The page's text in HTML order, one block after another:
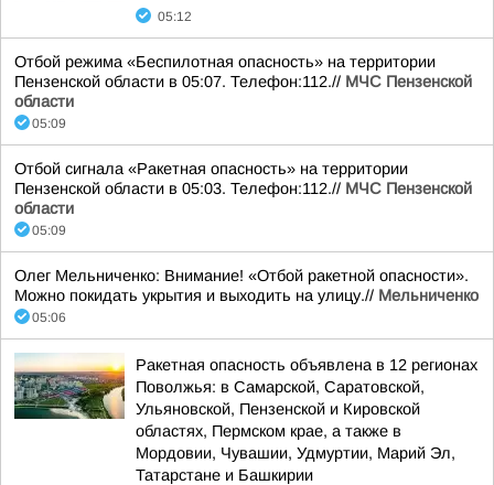
05:12
Отбой режима «Беспилотная опасность» на территории
Пензенской области в 05:07. Телефон:112.// МЧС Пензенской
области
05:09
Отбой сигнала «Ракетная опасность» на территории
Пензенской области в 05:03. Телефон:112.// МЧС Пензенской
области
05:09
Олег Мельниченко: Внимание! «Отбой ракетной опасности».
Можно покидать укрытия и выходить на улицу.// Мельниченко
05:06
Ракетная опасность объявлена в 12 регионах
Поволжья: в Самарской, Саратовской,
Ульяновской, Пензенской и Кировской
областях, Пермском крае, а также в
Мордовии, Чувашии, Удмуртии, Марий Эл,
Татарстане и Башкирии